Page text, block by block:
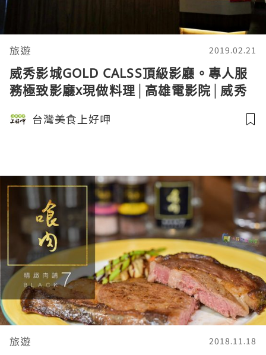
旅遊 2019.02.21
威秀影城GOLD CALSS頂級影廳。專人服
務極致影廳x現做料理│高雄電影院│威秀
台灣美食上好呷
旅遊 2018.11.18